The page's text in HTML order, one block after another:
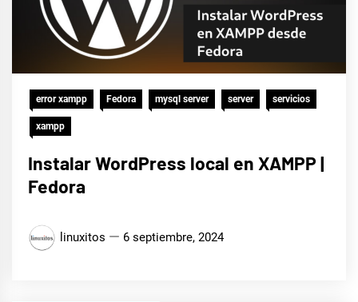
error xampp Fedora mysql server server servicios
xampp
Instalar WordPress local en XAMPP |
Fedora
linuxitos 6 septiembre, 2024